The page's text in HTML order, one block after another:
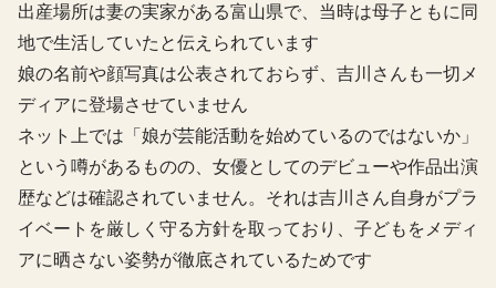
出産場所は妻の実家がある富山県で、当時は母子ともに同
地で生活していたと伝えられています
娘の名前や顔写真は公表されておらず、吉川さんも一切メ
ディアに登場させていません
ネット上では「娘が芸能活動を始めているのではないか」
という噂があるものの、女優としてのデビューや作品出演
歴などは確認されていません。それは吉川さん自身がプラ
イベートを厳しく守る方針を取っており、子どもをメディ
アに晒さない姿勢が徹底されているためです